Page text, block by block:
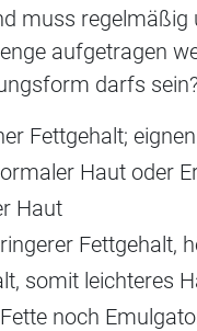
muss regelmäßig
aufgetragen
darfs
Fettgehalt;
Haut oder
Haut
Fettgehalt,
somit leichteres
noch